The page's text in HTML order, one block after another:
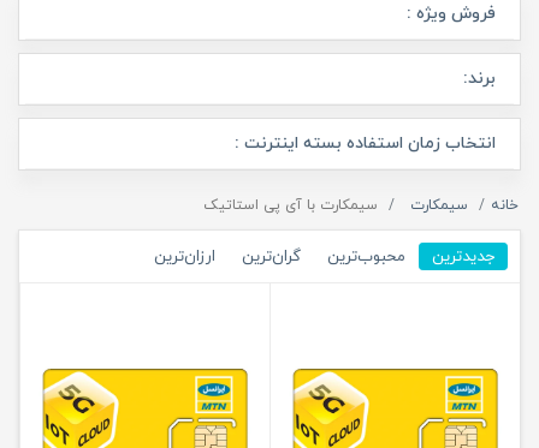
فروش ویژه :
برند:
انتخاب زمان استفاده بسته اینترنت :
خانه سیمکارت سیمکارت با آی پی استاتیک
جدیدترین محبوب‌ترین گران‌ترین ارزان‌ترین